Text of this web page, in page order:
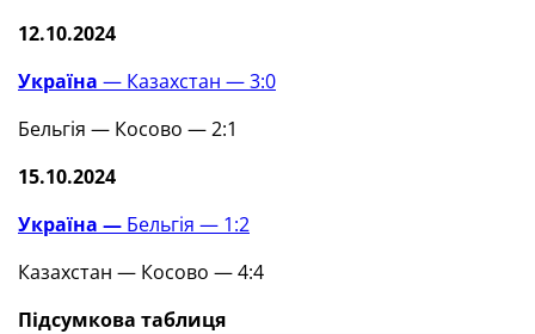
12.10.2024
Україна — Казахстан — 3:0
Бельгія — Косово — 2:1
15.10.2024
Україна — Бельгія — 1:2
Казахстан — Косово — 4:4
Підсумкова таблиця